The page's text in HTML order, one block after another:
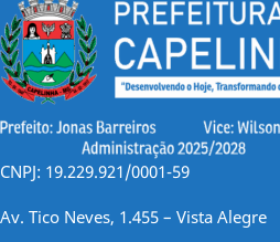
CNPJ: 19.229.921/0001-59
Av. Tico Neves, 1.455 – Vista Alegre